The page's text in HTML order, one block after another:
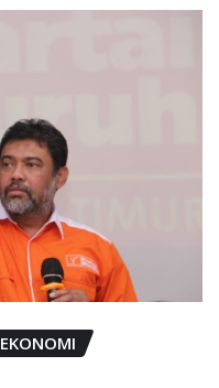
EKONOMI